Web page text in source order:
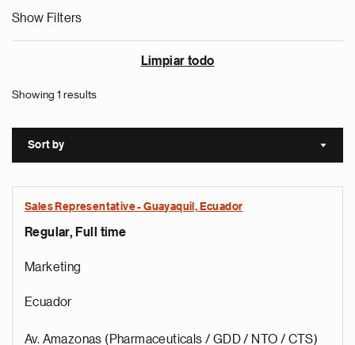
Show Filters
Limpiar todo
Showing 1 results
Sort by Sort
Sales Representative - Guayaquil, Ecuador
Regular, Full time
Marketing
Ecuador
Av. Amazonas (Pharmaceuticals / GDD / NTO / CTS)